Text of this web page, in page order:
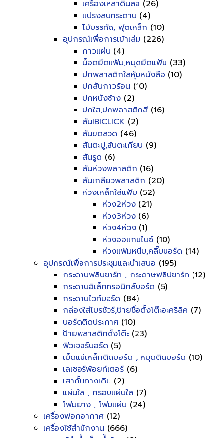
เครื่องเหลาดินสอ (26)
แปรงลบกระดาน (4)
ไม้บรรทัด, ฟุตเหล็ก (10)
อุปกรณ์เพื่อการเข้าเล่ม (226)
กาวแผ่น (4)
น็อดยึดแฟ้ม,หมุดยึดแฟ้ม (33)
ปกพลาสติกใสหุ้มหนังสือ (10)
ปกสันกาวร้อน (10)
ปกหนังช้าง (2)
ปกใส,ปกพลาสติกสี (16)
สันIBICLICK (2)
สันขดลวด (46)
สันตะปู,สันตะเกียบ (9)
สันรูด (6)
สันห่วงพลาสติก (16)
สันเกลียวพลาสติก (20)
ห่วงเหล็กใส่แฟ้ม (52)
ห่วง2ห่วง (21)
ห่วง3ห่วง (6)
ห่วง4ห่วง (1)
ห่วงออแกนไนซ์ (10)
ห่วงแฟ้มหนีบ,คลิ๊บบอร์ด (14)
อุปกรณ์เพื่อการประชุมและนำเสนอ (195)
กระดานฟลิบชาร์ท , กระดาษฟลิปชาร์ท (12)
กระดานอิเล็กทรอนิกส์บอร์ด (5)
กระดานไวท์บอร์ด (84)
กล่องใส่โบรชัวร์,ป้ายชื่อตั้งโต๊ะอะคริลิค (7)
บอร์ดติดประกาศ (10)
ป้ายพลาสติกตั้งโต๊ะ (23)
ฟิวเจอร์บอร์ด (5)
เม็ดแม่เหล็กติดบอร์ด , หมุดติดบอร์ด (10)
เลเซอร์พ้อยท์เตอร์ (6)
เสากั้นทางเดิน (2)
แผ่นใส , กรอบแผ่นใส (7)
โฟมยาง , โฟมแผ่น (24)
เครื่องฟอกอากาศ (12)
เครื่องใช้สำนักงาน (666)